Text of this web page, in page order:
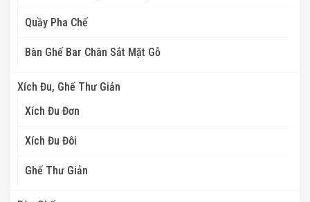
Quầy Pha Chế
Bàn Ghế Bar Chân Sắt Mặt Gỗ
Xích Đu, Ghế Thư Giản
Xích Đu Đơn
Xích Đu Đôi
Ghế Thư Giản